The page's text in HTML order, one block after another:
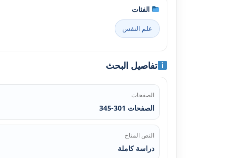
الفئات
علم النفس
تفاصيل البحث
الصفحات
الصفحات 301-345
النص المتاح
دراسة كاملة